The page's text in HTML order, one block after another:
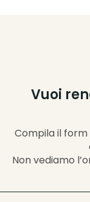
Vuoi
Compila il
Non vediamo